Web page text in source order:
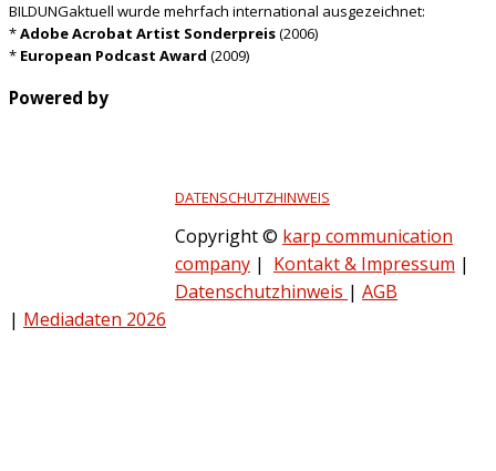
BILDUNGaktuell wurde mehrfach international ausgezeichnet:
*Adobe Acrobat Artist Sonderpreis(2006)
* European Podcast Award (2009)
Powered by
DATENSCHUTZHINWEIS
Copyright © karp communication
company | Kontakt & Impressum |
Datenschutzhinweis | AGB
| Mediadaten 2026